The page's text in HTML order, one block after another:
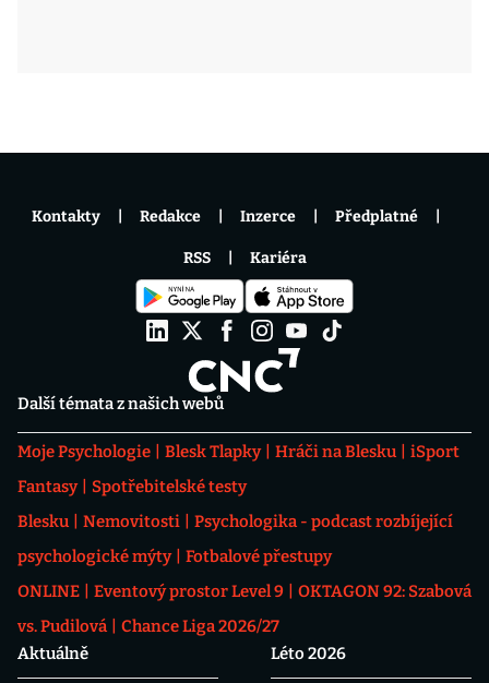
Další témata z našich webů
Moje Psychologie Blesk Tlapky Hráči na Blesku
iSport
Fantasy
Spotřebitelské testy
Blesku
Nemovitosti
Psychologika - podcast rozbíjející
psychologické mýty
Fotbalové přestupy
ONLINE
Eventový prostor Level 9
OKTAGON 92: Szabová
vs. Pudilová
Chance Liga 2026/27
Aktuálně
Léto 2026
Kontakty Redakce Inzerce Předplatné
RSS Kariéra